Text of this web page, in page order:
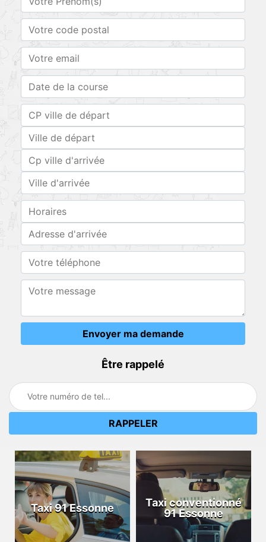
Être rappelé
Taxi 91 Essonne
Taxi conventionné
91 Essonne